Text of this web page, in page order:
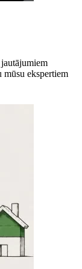
jautājumiem
mūsu ekspertiem